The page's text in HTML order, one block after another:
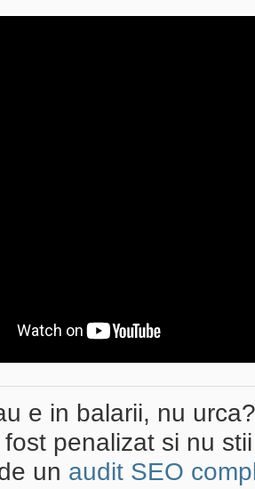
e in balarii, nu
fost penalizat si nu
un audit SEO